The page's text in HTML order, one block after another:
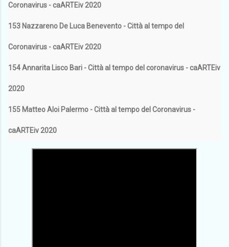
Coronavirus - caARTEiv 2020
153 Nazzareno De Luca Benevento - Città al tempo del
Coronavirus - caARTEiv 2020
154 Annarita Lisco Bari - Città al tempo del coronavirus - caARTEiv
2020
155 Matteo Aloi Palermo - Città al tempo del Coronavirus -
caARTEiv 2020